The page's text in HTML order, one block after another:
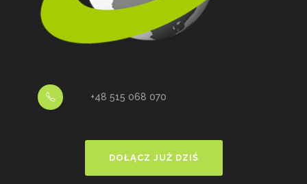
+48 515 068 070
DOŁĄCZ JUŻ DZIŚ